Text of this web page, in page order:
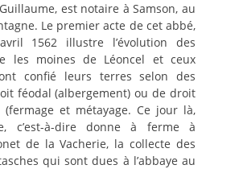
est notaire à Samson, au
Le premier acte de cet abbé,
1562 illustre l’évolution des
les moines de Léoncel et ceux
confié leurs terres selon des
féodal (albergement) ou de droit
et métayage. Ce jour là,
c’est-à-dire donne à ferme à
de la Vacherie, la collecte des
qui sont dues à l’abbaye au